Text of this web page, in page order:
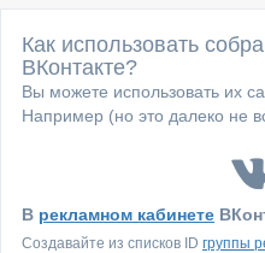
Как использовать
ВКонтакте?
Вы можете использовать их
Например (но это далеко не
В рекламном кабинете
Создавайте из списков ID группы